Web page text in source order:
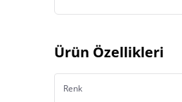
Ürün Özellikleri
Renk